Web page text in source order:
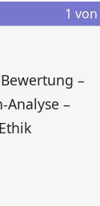
1 von
–
Analyse –